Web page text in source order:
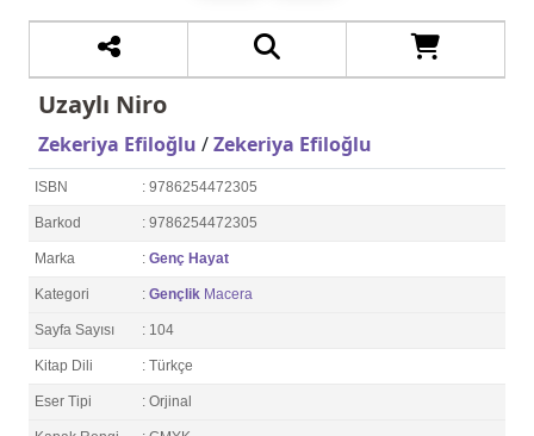
Uzaylı Niro
Zekeriya Efiloğlu /Zekeriya Efiloğlu
ISBN : 9786254472305
Barkod : 9786254472305
Marka : Genç Hayat
Kategori : Gençlik Macera
Sayfa Sayısı : 104
Kitap Dili : Türkçe
Eser Tipi : Orjinal